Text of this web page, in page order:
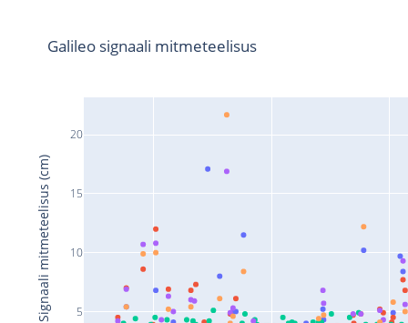
5
10
15
20
Galileo signaali mitmeteelisus
Signaali mitmeteelisus (cm)